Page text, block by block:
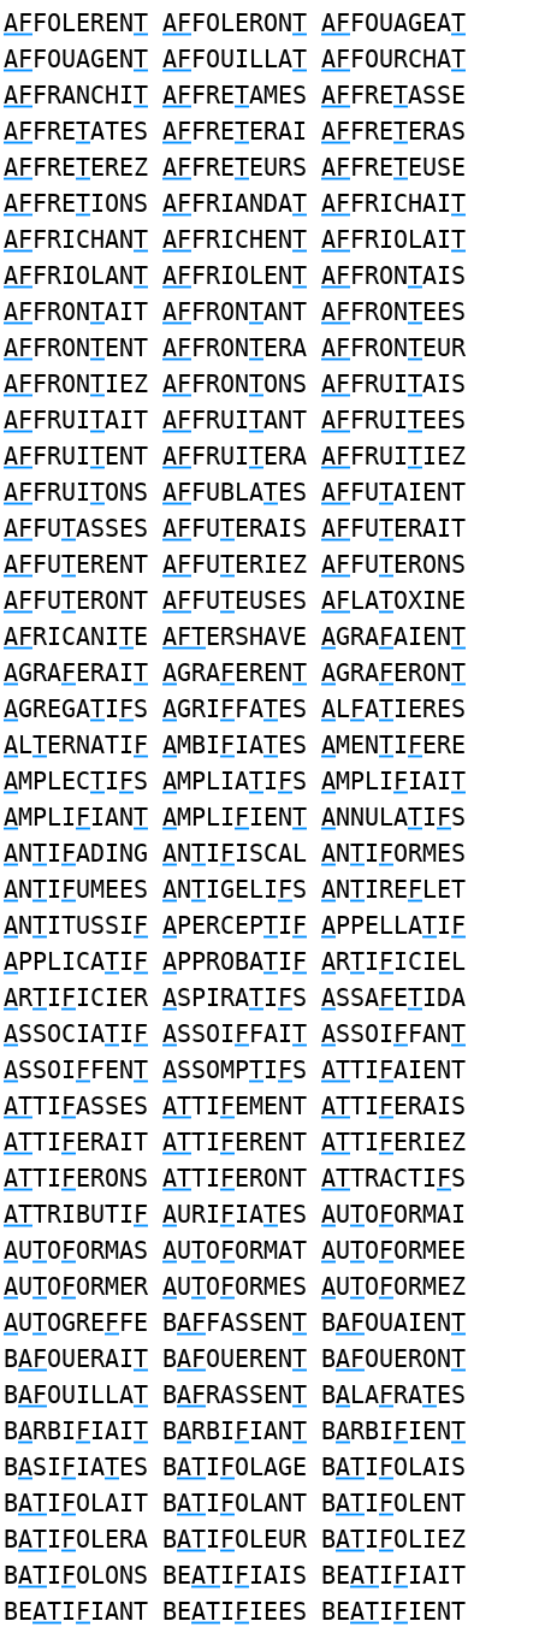
AFFOLERENT AFFOLERONT AFFOUAGEAT
AFFOUAGENT AFFOUILLAT AFFOURCHAT
AFFRANCHIT AFFRETAMES AFFRETASSE
AFFRETATES AFFRETERAI AFFRETERAS
AFFRETEREZ AFFRETEURS AFFRETEUSE
AFFRETIONS AFFRIANDAT AFFRICHAIT
AFFRICHANT AFFRICHENT AFFRIOLAIT
AFFRIOLANT AFFRIOLENT AFFRONTAIS
AFFRONTAIT AFFRONTANT AFFRONTEES
AFFRONTENT AFFRONTERA AFFRONTEUR
AFFRONTIEZ AFFRONTONS AFFRUITAIS
AFFRUITAIT AFFRUITANT AFFRUITEES
AFFRUITENT AFFRUITERA AFFRUITIEZ
AFFRUITONS AFFUBLATES AFFUTAIENT
AFFUTASSES AFFUTERAIS AFFUTERAIT
AFFUTERENT AFFUTERIEZ AFFUTERONS
AFFUTERONT AFFUTEUSES AFLATOXINE
AFRICANITE AFTERSHAVE AGRAFAIENT
AGRAFERAIT AGRAFERENT AGRAFERONT
AGREGATIFS AGRIFFATES ALFATIERES
ALTERNATIF AMBIFIATES AMENTIFERE
AMPLECTIFS AMPLIATIFS AMPLIFIAIT
AMPLIFIANT AMPLIFIENT ANNULATIFS
ANTIFADING ANTIFISCAL ANTIFORMES
ANTIFUMEES ANTIGELIFS ANTIREFLET
ANTITUSSIF APERCEPTIF APPELLATIF
APPLICATIF APPROBATIF ARTIFICIEL
ARTIFICIER ASPIRATIFS ASSAFETIDA
ASSOCIATIF ASSOIFFAIT ASSOIFFANT
ASSOIFFENT ASSOMPTIFS ATTIFAIENT
ATTIFASSES ATTIFEMENT ATTIFERAIS
ATTIFERAIT ATTIFERENT ATTIFERIEZ
ATTIFERONS ATTIFERONT ATTRACTIFS
ATTRIBUTIF AURIFIATES AUTOFORMAI
AUTOFORMAS AUTOFORMAT AUTOFORMEE
AUTOFORMER AUTOFORMES AUTOFORMEZ
AUTOGREFFE BAFFASSENT BAFOUAIENT
BAFOUERAIT BAFOUERENT BAFOUERONT
BAFOUILLAT BAFRASSENT BALAFRATES
BARBIFIAIT BARBIFIANT BARBIFIENT
BASIFIATES BATIFOLAGE BATIFOLAIS
BATIFOLAIT BATIFOLANT BATIFOLENT
BATIFOLERA BATIFOLEUR BATIFOLIEZ
BATIFOLONS BEATIFIAIS BEATIFIAIT
BEATIFIANT BEATIFIEES BEATIFIENT